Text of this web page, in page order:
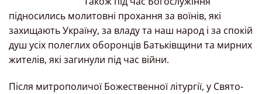
підносились молитовні прохання за воїнів, які
захищають Україну, за владу та наш народ і за спокій
душ усіх полеглих оборонців Батьківщини та мирних
жителів, які загинули під час війни.
Після митрополичої Божественної літургії, у Свято-